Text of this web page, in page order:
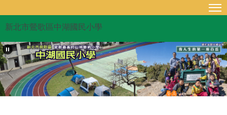
主
要
內
容
區
新北市鶯歌區中湖國民小學